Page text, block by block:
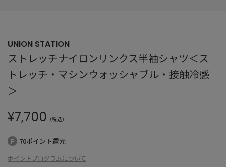
UNION STATION
ストレッチナイロンリンクス半袖シャツ＜ス
トレッチ・マシンウォッシャブル・接触冷感
＞
¥7,700 （税込）
70ポイント還元
ポイントプログラムについて